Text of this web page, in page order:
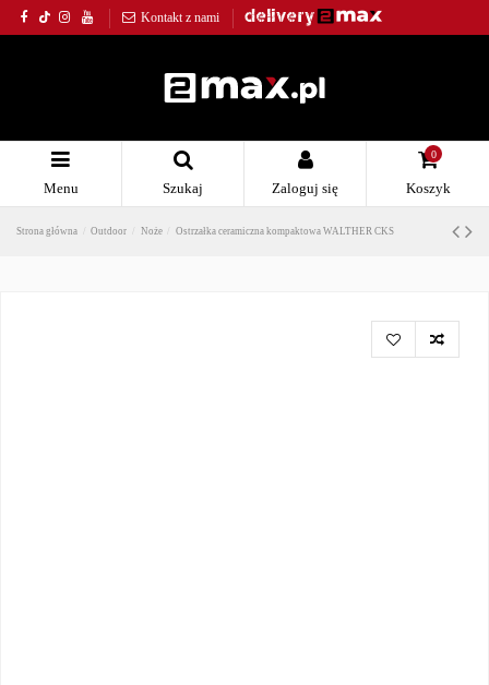
Kontakt z nami
Menu Szukaj Zaloguj się
0
Koszyk
Strona główna Outdoor Noże Ostrzałka ceramiczna kompaktowa WALTHER CKS